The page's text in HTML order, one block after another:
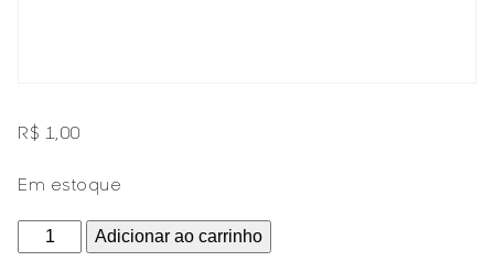
R$ 1,00
Em estoque
Link
de
Adicionar ao carrinho